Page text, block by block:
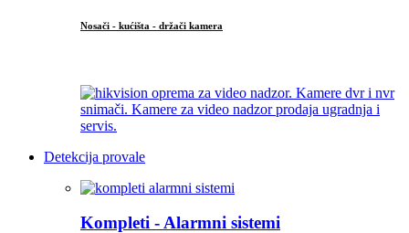
Nosači - kućišta - držači kamera
Detekcija provale
Kompleti - Alarmni sistemi